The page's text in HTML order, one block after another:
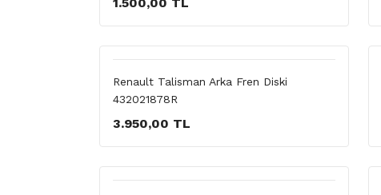
Renault Talisman Arka Fren Diski
432021878R
3.950,00 TL